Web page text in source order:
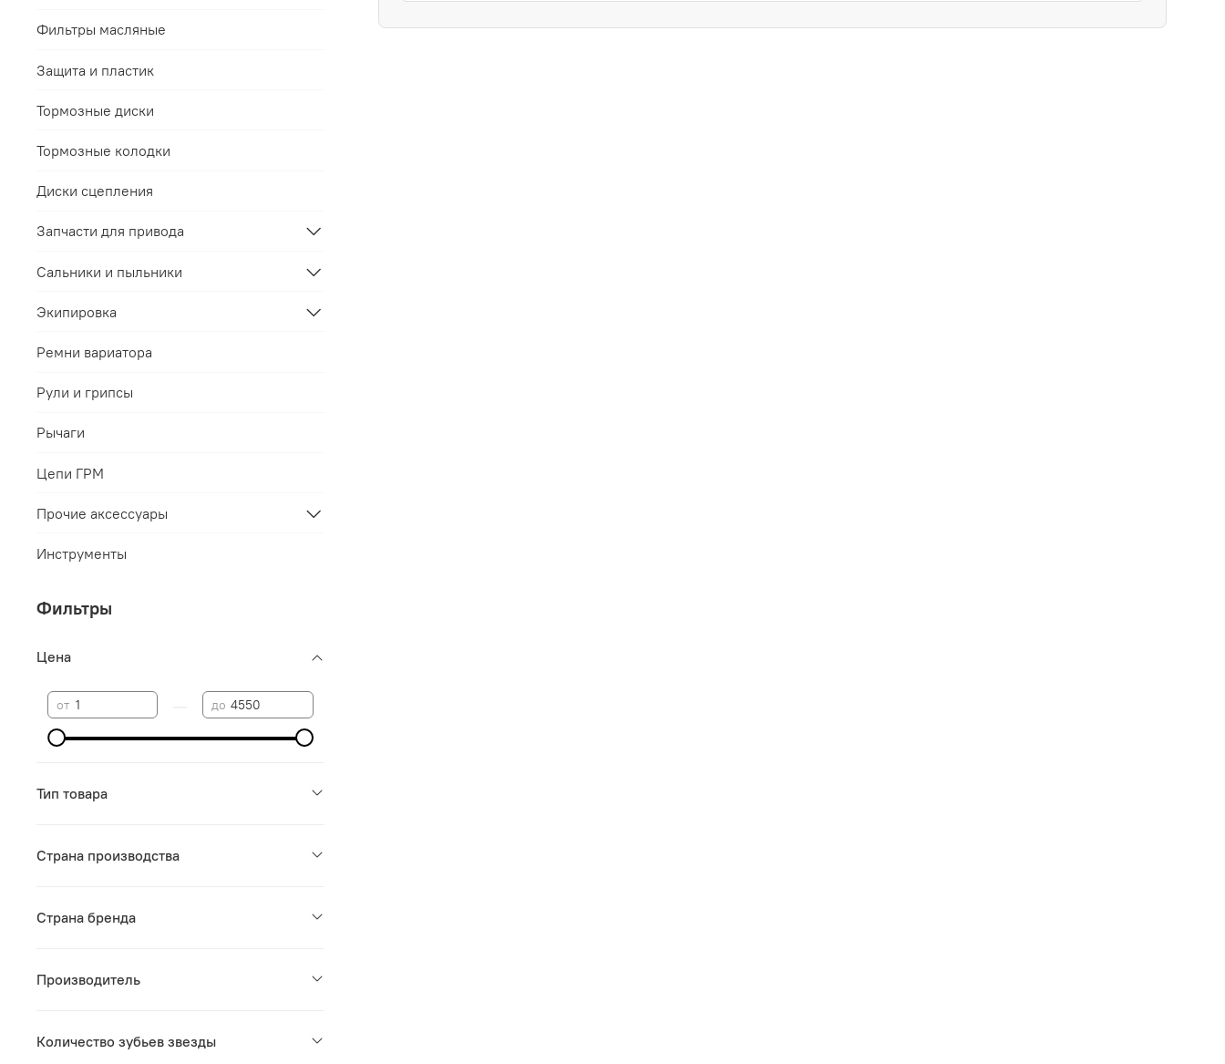
Фильтры масляные
Защита и пластик
Тормозные диски
Тормозные колодки
Диски сцепления
Запчасти для привода
Сальники и пыльники
Экипировка
Ремни вариатора
Рули и грипсы
Рычаги
Цепи ГРМ
Прочие аксессуары
Инструменты
Фильтры
Цена
от до
Тип товара
Страна производства
Страна бренда
Производитель
Количество зубьев звезды